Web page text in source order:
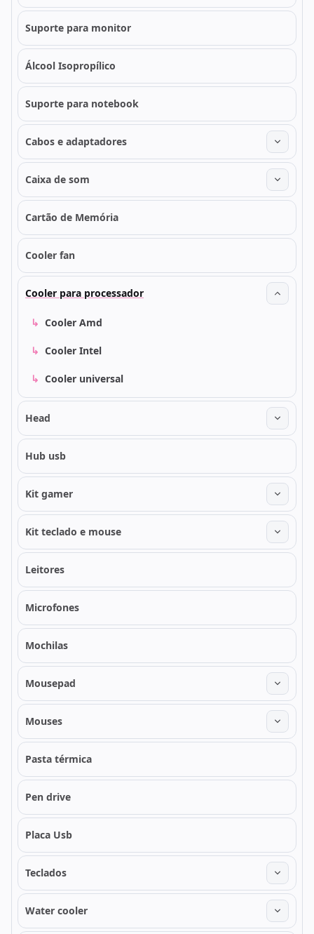
Suporte para monitor
Álcool Isopropílico
Suporte para notebook
Cabos e adaptadores
Caixa de som
Cartão de Memória
Cooler fan
Cooler para processador
↳ Cooler Amd
↳ Cooler Intel
↳ Cooler universal
Head
Hub usb
Kit gamer
Kit teclado e mouse
Leitores
Microfones
Mochilas
Mousepad
Mouses
Pasta térmica
Pen drive
Placa Usb
Teclados
Water cooler